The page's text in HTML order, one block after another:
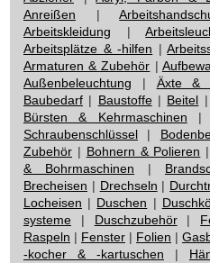
Anreißen |
Arbeitskleidung |
Arbeitsplätze & -hilfen |
Armaturen & Zubehör |
Außenbeleuchtung | Äxte &
Baubedarf | Baustoffe| Beitel |
Bürsten & Kehrmaschinen |
Schraubenschlüssel |
Zubehör | Bohnern & Polieren |
& Bohrmaschinen |
Brecheisen | Drechseln |
Locheisen | Duschen |
systeme | Duschzubehör|
Raspeln | Fenster | Folien |
-kocher & -kartuschen |